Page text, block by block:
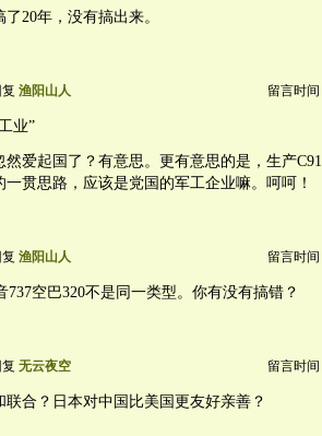
20年，没有搞出来。
复 渔阳山人 留言时间
业”
然爱起国了？有意思。更有意思的是，生产
一贯思路，应该是党国的军工企业嘛。呵呵！
复 渔阳山人 留言时间
737空巴320不是同一类型。你有没有搞错？
复 无云夜空 留言时间
联合？日本对中国比美国更友好亲善？